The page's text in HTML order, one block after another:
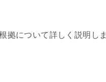
拠について詳しく説明しま